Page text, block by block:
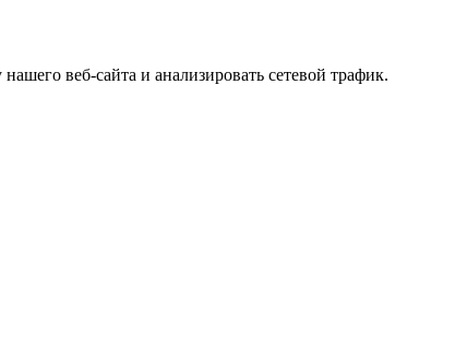
веб-сайта и анализировать сетевой трафик.